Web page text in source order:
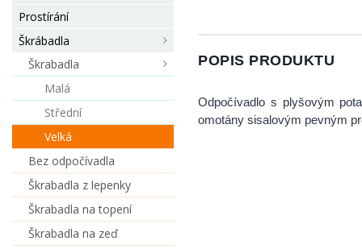
Prostírání
Škrábadla
Škrabadla
Malá
Střední
Velká
Bez odpočívadla
Škrabadla z lepenky
Škrabadla na topení
Škrabadla na zeď
POPIS PRODUKTU
Odpočívadlo s plyšovým
omotány sisalovým pevným